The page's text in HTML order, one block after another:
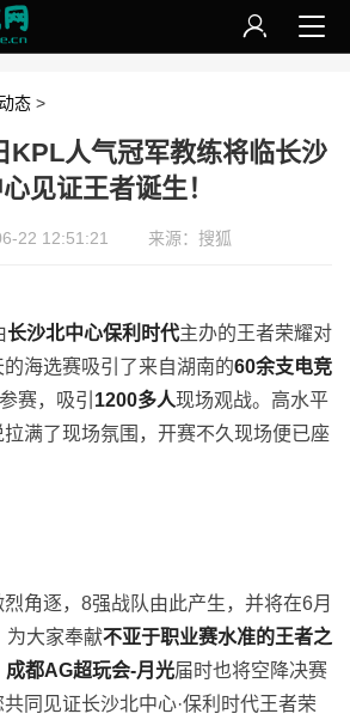
态 >
KPL人气冠军教练将临长沙
见证王者诞生！
22 12:51:21 来源：搜狐
长沙北中心保利时代主办的王者荣耀对
海选赛吸引了来自湖南的60余支电竞
参赛，吸引 1200多人现场观战。高水平
满了现场氛围，开赛不久现场便已座
角逐，8强战队由此产生，并将在6月
为大家奉献不亚于职业赛水准的王者之
成都AG超玩会-月光届时也将空降决赛
同见证长沙北中心·保利时代王者荣